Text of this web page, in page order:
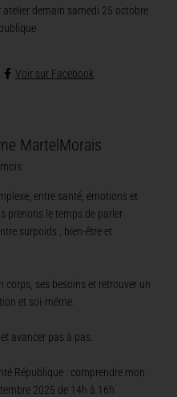
atelier demain samedi 25 octobre
Voir sur Facebook
MartelMorais
entre santé, émotions et
prenons le temps de parler
surpoids , bien-être et
ses besoins et retrouver un
et soi-même.
avancer pas à pas.
République : comprendre mon
2025 de 14h à 16h